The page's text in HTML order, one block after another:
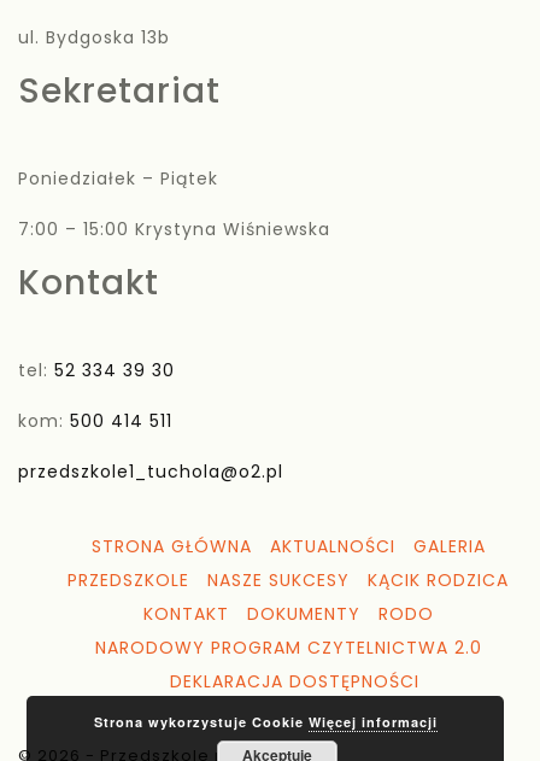
ul. Bydgoska 13b
Sekretariat
Poniedziałek – Piątek
7:00 – 15:00 Krystyna Wiśniewska
Kontakt
tel: 52 334 39 30
kom: 500 414 511
przedszkole1_tuchola@o2.pl
STRONA GŁÓWNA AKTUALNOŚCI
GALERIA
PRZEDSZKOLE
NASZE SUKCESY
KĄCIK RODZICA
KONTAKT
DOKUMENTY
RODO
NARODOWY PROGRAM CZYTELNICTWA 2.0
DEKLARACJA DOSTĘPNOŚCI
© 2026 - Przedszkole nr 1 Tuchola
Strona wykorzystuje Cookie Więcej informacji
Akceptuję